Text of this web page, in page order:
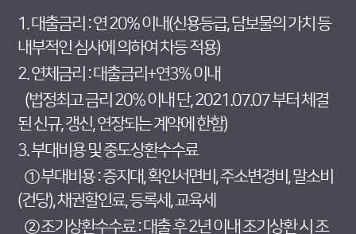
1. 대출금리 : 연 20% 이내(신용등급, 담보물의 가치 등
내부적인 심사에 의하여 차등 적용)
2. 연체금리 : 대출금리+연3% 이내
(법정최고 금리 20% 이내 단, 2021.07.07 부터 체결
된 신규, 갱신, 연장되는 계약에 한함)
3. 부대비용 및 중도상환수수료
① 부대비용 : 증지대, 확인서면비, 주소변경비, 말소비
(건당), 채권할인료, 등록세, 교육세
② 조기상환수수료 : 대출 후 2년 이내 조기상환 시 조